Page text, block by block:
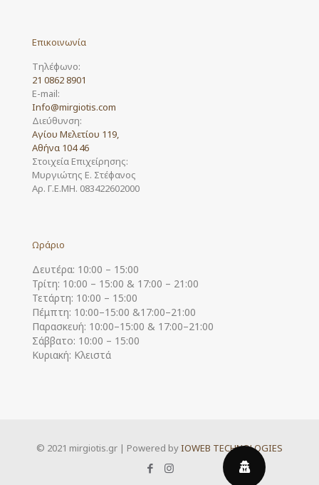
Επικοινωνία
Τηλέφωνο:
21 0862 8901
E-mail:
Info@mirgiotis.com
Διεύθυνση:
Αγίου Μελετίου 119,
Αθήνα 104 46
Στοιχεία Επιχείρησης:
Μυργιώτης Ε. Στέφανος
Αρ. Γ.Ε.ΜΗ. 083422602000
Ωράριο
Δευτέρα: 10:00 – 15:00
Τρίτη: 10:00 – 15:00 & 17:00 – 21:00
Τετάρτη: 10:00 – 15:00
Πέμπτη: 10:00–15:00 &17:00–21:00
Παρασκευή: 10:00–15:00 & 17:00–21:00
Σάββατο: 10:00 – 15:00
Κυριακή: Κλειστά
© 2021 mirgiotis.gr | Powered byIOWEB TECHNOLOGIES